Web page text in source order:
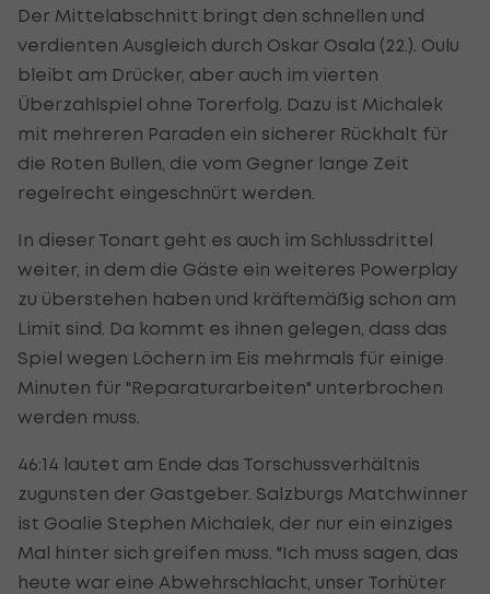
Der Mittelabschnitt bringt den schnellen und
verdienten Ausgleich durch Oskar Osala (22.). Oulu
bleibt am Drücker, aber auch im vierten
Überzahlspiel ohne Torerfolg. Dazu ist Michalek
mit mehreren Paraden ein sicherer Rückhalt für
die Roten Bullen, die vom Gegner lange Zeit
regelrecht eingeschnürt werden.
In dieser Tonart geht es auch im Schlussdrittel
weiter, in dem die Gäste ein weiteres Powerplay
zu überstehen haben und kräftemäßig schon am
Limit sind. Da kommt es ihnen gelegen, dass das
Spiel wegen Löchern im Eis mehrmals für einige
Minuten für "Reparaturarbeiten" unterbrochen
werden muss.
46:14 lautet am Ende das Torschussverhältnis
zugunsten der Gastgeber. Salzburgs Matchwinner
ist Goalie Stephen Michalek, der nur ein einziges
Mal hinter sich greifen muss. "Ich muss sagen, das
heute war eine Abwehrschlacht, unser Torhüter